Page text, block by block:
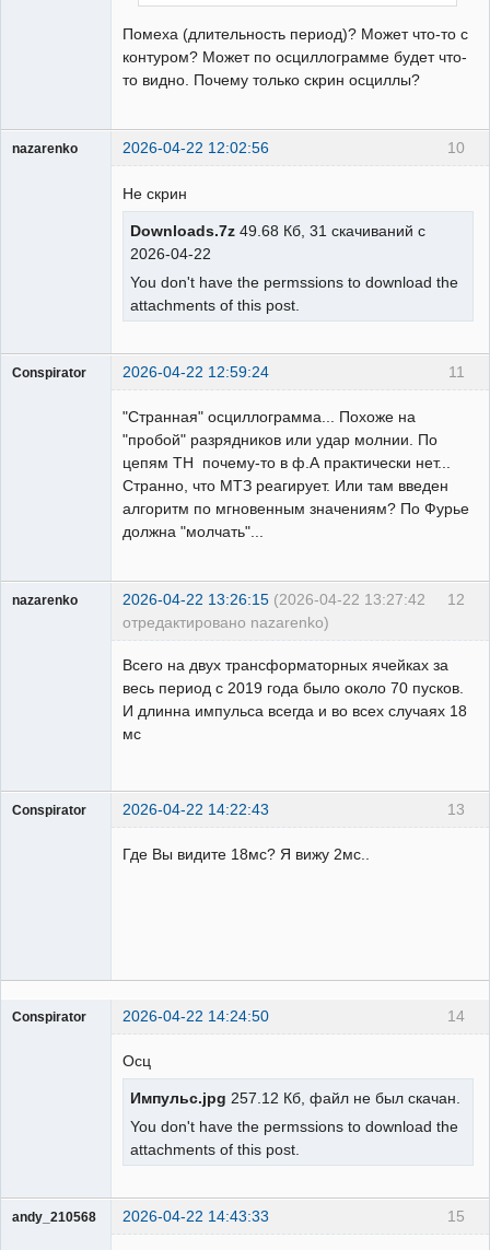
Помеха (длительность период)? Может что-то с
контуром? Может по осциллограмме будет что-
то видно. Почему только скрин осциллы?
10
nazarenko 2026-04-22 12:02:56
Не скрин
Downloads.7z 49.68 Кб, 31 скачиваний с
2026-04-22
You don't have the permssions to download the
attachments of this post.
11
Conspirator 2026-04-22 12:59:24
"Странная" осциллограмма... Похоже на
"пробой" разрядников или удар молнии. По
цепям ТН почему-то в ф.А практически нет...
Странно, что МТЗ реагирует. Или там введен
алгоритм по мгновенным значениям? По Фурье
должна "молчать"...
12
nazarenko 2026-04-22 13:26:15 (2026-04-22 13:27:42
отредактировано nazarenko)
Всего на двух трансформаторных ячейках за
весь период с 2019 года было около 70 пусков.
И длинна импульса всегда и во всех случаях 18
мс
13
Conspirator 2026-04-22 14:22:43
Где Вы видите 18мс? Я вижу 2мс..
14
Conspirator 2026-04-22 14:24:50
Осц
Импульс.jpg 257.12 Кб, файл не был скачан.
You don't have the permssions to download the
attachments of this post.
15
andy_210568 2026-04-22 14:43:33